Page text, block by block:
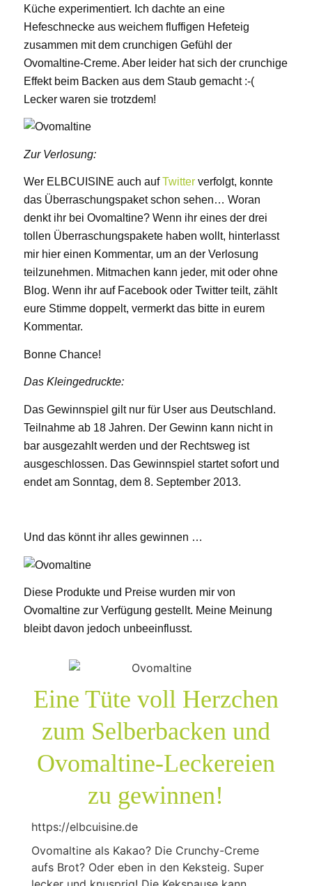
Küche experimentiert. Ich dachte an eine
Hefeschnecke aus weichem fluffigen Hefeteig
zusammen mit dem crunchigen Gefühl der
Ovomaltine-Creme. Aber leider hat sich der crunchige
Effekt beim Backen aus dem Staub gemacht :-(
Lecker waren sie trotzdem!
Zur Verlosung:
Wer ELBCUISINE auch aufTwitterverfolgt, konnte
das Überraschungspaket schon sehen… Woran
denkt ihr bei Ovomaltine? Wenn ihr eines der drei
tollen Überraschungspakete haben wollt, hinterlasst
mir hier einen Kommentar, um an der Verlosung
teilzunehmen. Mitmachen kann jeder, mit oder ohne
Blog. Wenn ihr auf Facebook oder Twitter teilt, zählt
eure Stimme doppelt, vermerkt das bitte in eurem
Kommentar.
Bonne Chance!
Das Kleingedruckte:
Das Gewinnspiel gilt nur für User aus Deutschland.
Teilnahme ab 18 Jahren. Der Gewinn kann nicht in
bar ausgezahlt werden und der Rechtsweg ist
ausgeschlossen. Das Gewinnspiel startet sofort und
endet am Sonntag, dem 8. September 2013.
Und das könnt ihr alles gewinnen …
Diese Produkte und Preise wurden mir von
Ovomaltine zur Verfügung gestellt. Meine Meinung
bleibt davon jedoch unbeeinflusst.
Eine Tüte voll Herzchen
zum Selberbacken und
Ovomaltine-Leckereien
zu gewinnen!
https://elbcuisine.de
Ovomaltine als Kakao? Die Crunchy-Creme
aufs Brot? Oder eben in den Keksteig. Super